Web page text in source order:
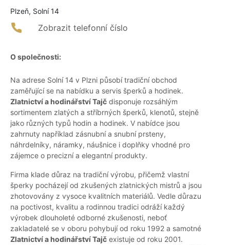
Plzeň, Solní 14
Zobrazit telefonní číslo
O společnosti:
Na adrese Solní 14 v Plzni působí tradiční obchod
zaměřující se na nabídku a servis šperků a hodinek.
Zlatnictví a hodinářství Tajč disponuje rozsáhlým
sortimentem zlatých a stříbrných šperků, klenotů, stejně
jako různých typů hodin a hodinek. V nabídce jsou
zahrnuty například zásnubní a snubní prsteny,
náhrdelníky, náramky, náušnice i doplňky vhodné pro
zájemce o precizní a elegantní produkty.
Firma klade důraz na tradiční výrobu, přičemž vlastní
šperky pocházejí od zkušených zlatnických mistrů a jsou
zhotovovány z vysoce kvalitních materiálů. Vedle důrazu
na poctivost, kvalitu a rodinnou tradici odráží každý
výrobek dlouholeté odborné zkušenosti, neboť
zakladatelé se v oboru pohybují od roku 1992 a samotné
Zlatnictví a hodinářství Tajč existuje od roku 2001.